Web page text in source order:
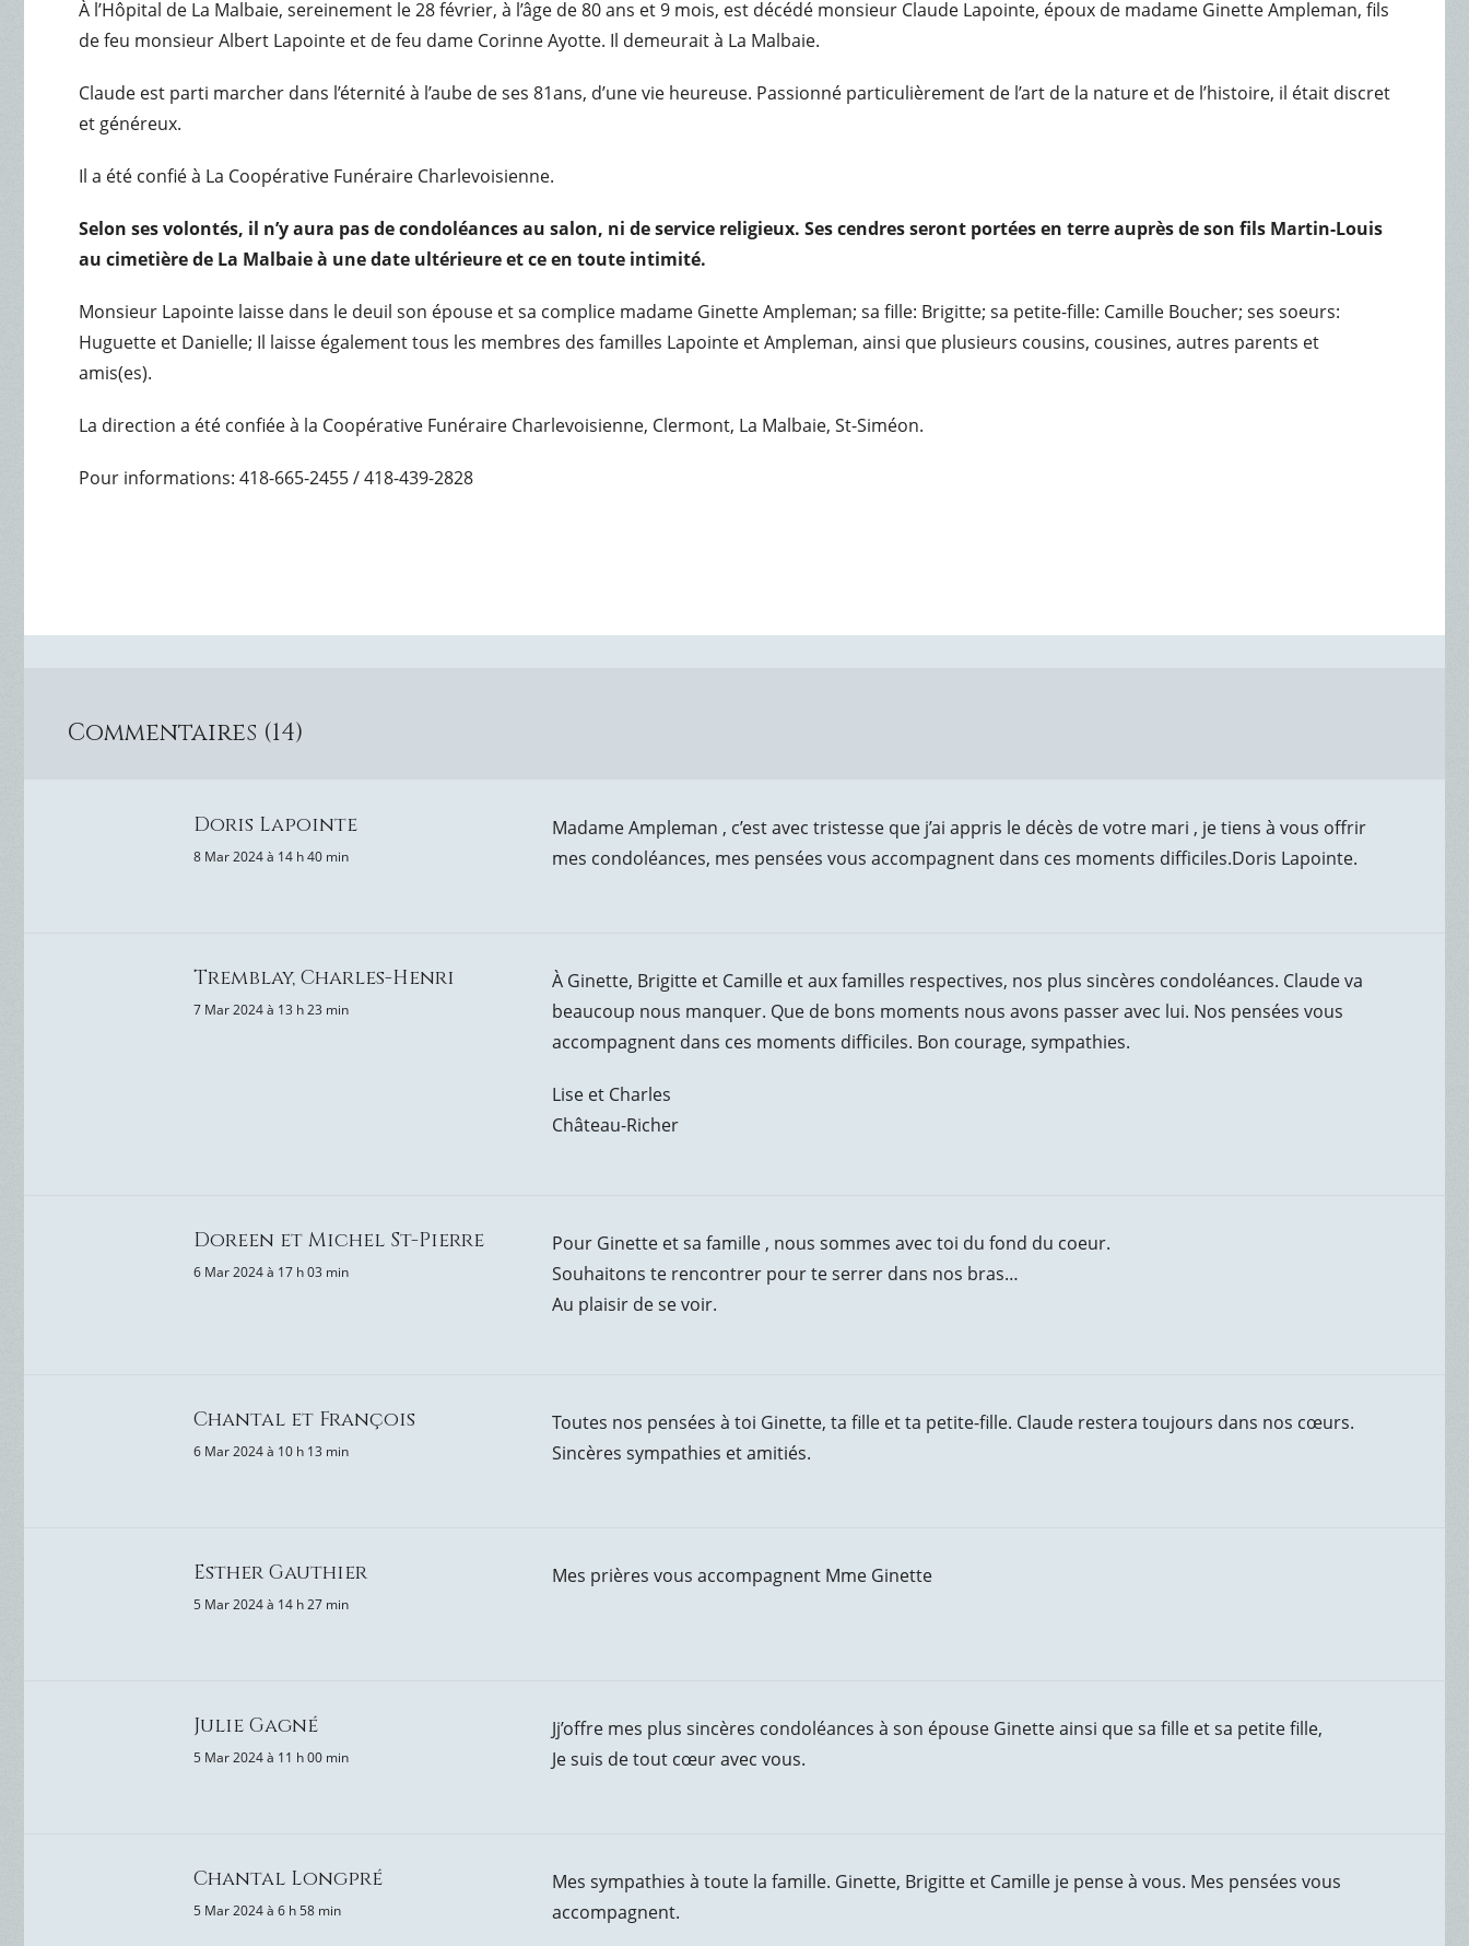
À l’Hôpital de La Malbaie, sereinement le 28 février, à l’âge de 80 ans et 9 mois, est décédé monsieur Claude Lapointe, époux de madame Ginette Ampleman, fils
de feu monsieur Albert Lapointe et de feu dame Corinne Ayotte. Il demeurait à La Malbaie.
Claude est parti marcher dans l’éternité à l’aube de ses 81ans, d’une vie heureuse. Passionné particulièrement de l’art de la nature et de l’histoire, il était discret
et généreux.
Il a été confié à La Coopérative Funéraire Charlevoisienne.
Selon ses volontés, il n’y aura pas de condoléances au salon, ni de service religieux. Ses cendres seront portées en terre auprès de son fils Martin-Louis
au cimetière de La Malbaie à une date ultérieure et ce en toute intimité.
Monsieur Lapointe laisse dans le deuil son épouse et sa complice madame Ginette Ampleman; sa fille: Brigitte; sa petite-fille: Camille Boucher; ses soeurs:
Huguette et Danielle; Il laisse également tous les membres des familles Lapointe et Ampleman, ainsi que plusieurs cousins, cousines, autres parents et
amis(es).
La direction a été confiée à la Coopérative Funéraire Charlevoisienne, Clermont, La Malbaie, St-Siméon.
Pour informations: 418-665-2455 / 418-439-2828
Commentaires (14)
Doris Lapointe
8 Mar 2024 à 14 h 40 min
Madame Ampleman , c’est avec tristesse que j’ai appris le décès de votre mari , je tiens à vous offrir
mes condoléances, mes pensées vous accompagnent dans ces moments difficiles.Doris Lapointe.
Tremblay, Charles-Henri
7 Mar 2024 à 13 h 23 min
À Ginette, Brigitte et Camille et aux familles respectives, nos plus sincères condoléances. Claude va
beaucoup nous manquer. Que de bons moments nous avons passer avec lui. Nos pensées vous
accompagnent dans ces moments difficiles. Bon courage, sympathies.
Lise et Charles
Château-Richer
Doreen et Michel St-Pierre
6 Mar 2024 à 17 h 03 min
Pour Ginette et sa famille , nous sommes avec toi du fond du coeur.
Souhaitons te rencontrer pour te serrer dans nos bras…
Au plaisir de se voir.
Chantal et François
6 Mar 2024 à 10 h 13 min
Toutes nos pensées à toi Ginette, ta fille et ta petite-fille. Claude restera toujours dans nos cœurs.
Sincères sympathies et amitiés.
Esther Gauthier
5 Mar 2024 à 14 h 27 min
Mes prières vous accompagnent Mme Ginette
Julie Gagné
5 Mar 2024 à 11 h 00 min
Jj’offre mes plus sincères condoléances à son épouse Ginette ainsi que sa fille et sa petite fille,
Je suis de tout cœur avec vous.
Chantal Longpré
5 Mar 2024 à 6 h 58 min
Mes sympathies à toute la famille. Ginette, Brigitte et Camille je pense à vous. Mes pensées vous
accompagnent.